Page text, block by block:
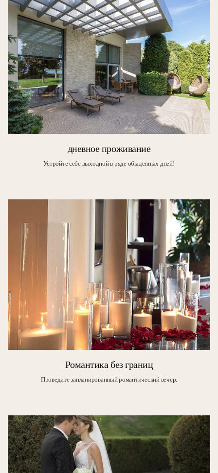
дневное проживание
Устройте себе выходной в ряде обыденных дней!
Романтика без границ
Проведите запланированный романтический вечер.